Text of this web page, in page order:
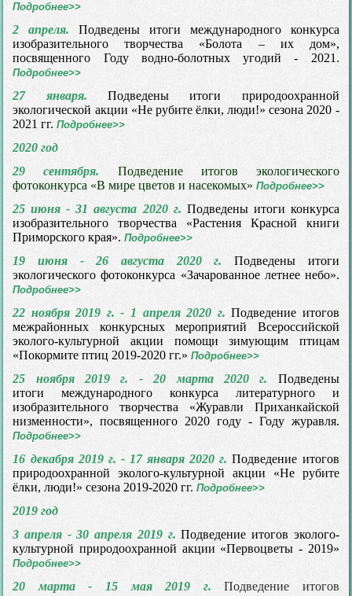
Подробнее>>
2 апреля. Подведены итоги международного конкурса
изобразительного творчества «Болота – их дом»,
посвященного Году водно-болотных угодий - 2021.
Подробнее>>
27 января. Подведены итоги природоохранной
экологической акции «Не рубите ёлки, люди!» сезона 2020 -
2021 гг.Подробнее>>
2020 год
29 сентября. Подведение итогов экологического
фотоконкурса «В мире цветов и насекомых»Подробнее>>
25 июня - 31 августа 2020 г. Подведены итоги конкурса
изобразительного творчества «Растения Красной книги
Приморского края».Подробнее>>
19 июня - 26 августа 2020 г. Подведены итоги
экологического фотоконкурса «Зачарованное летнее небо».
Подробнее>>
22 ноября 2019 г. - 1 апреля 2020 г. Подведение итогов
межрайонных конкурсных мероприятий Всероссийской
эколого-культурной акции помощи зимующим птицам
«Покормите птиц 2019-2020 гг.»Подробнее>>
25 ноября 2019 г. - 20 марта 2020 г. Подведены
итоги международного конкурса литературного и
изобразительного творчества «Журавли Приханкайской
низменности», посвященного 2020 году - Году журавля.
Подробнее>>
16 декабря 2019 г. - 17 января 2020 г. Подведение итогов
природоохранной эколого-культурной акции «Не рубите
ёлки, люди!» сезона 2019-2020 гг.Подробнее>>
2019 год
3 апреля - 30 апреля 2019 г. Подведение итогов эколого-
культурной природоохранной акции «Первоцветы - 2019»
Подробнее>>
20 марта - 15 мая 2019 г.
Подведение итогов